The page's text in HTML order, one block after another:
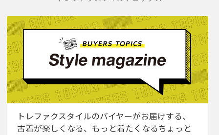
トレファクスタイルのバイヤーがお届けする、
古着が楽しくなる、もっと着たくなるちょっと